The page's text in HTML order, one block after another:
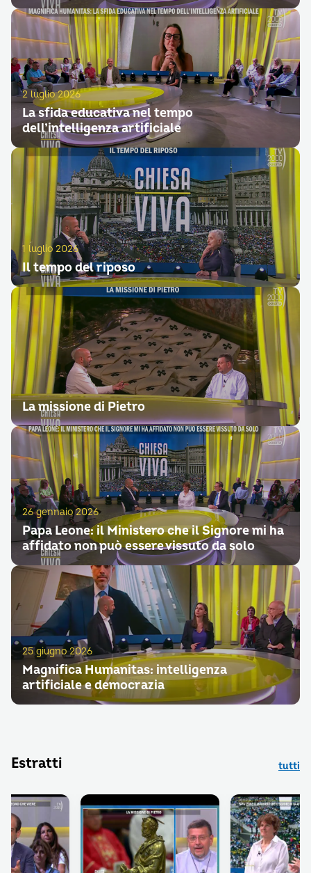
2 luglio 2026
La sfida educativa nel tempo
dell’intelligenza artificiale
1 luglio 2026
Il tempo del riposo
La missione di Pietro
26 gennaio 2026
Papa Leone: il Ministero che il Signore mi ha
affidato non può essere vissuto da solo
25 giugno 2026
Magnifica Humanitas: intelligenza
artificiale e democrazia
Estratti tutti